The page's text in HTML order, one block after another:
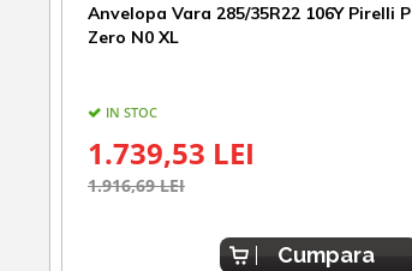
Anvelopa Vara 285/35R22 106Y Pirelli P
Zero N0 XL
IN STOC
1.739,53 LEI
1.916,69 LEI
Cumpara